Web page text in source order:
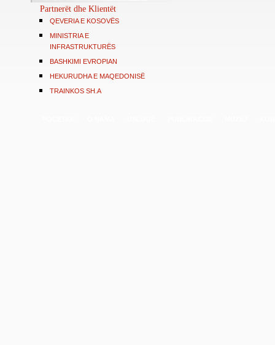
Partnerët dhe Klientët
QEVERIA E KOSOVËS
MINISTRIA E
INFRASTRUKTURËS
BASHKIMI EVROPIAN
HEKURUDHA E MAQEDONISË
TRAINKOS SH.A